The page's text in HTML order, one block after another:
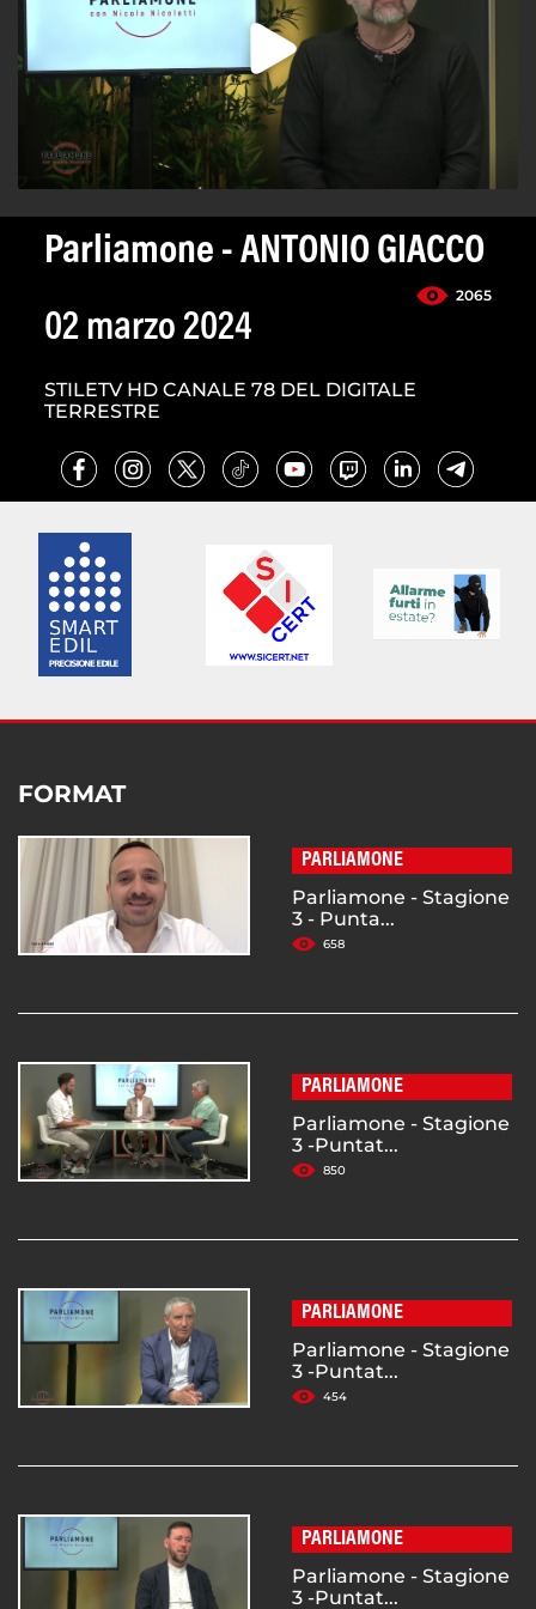
Parliamone - ANTONIO GIACCO
2065
02 marzo 2024
STILETV HD CANALE 78 DEL DIGITALE
TERRESTRE
FORMAT
PARLIAMONE
Parliamone - Stagione
3 - Punta...
658
PARLIAMONE
Parliamone - Stagione
3 -Puntat...
850
PARLIAMONE
Parliamone - Stagione
3 -Puntat...
454
PARLIAMONE
Parliamone - Stagione
3 -Puntat...